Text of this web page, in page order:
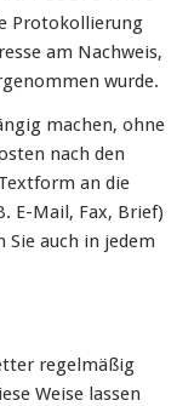
Protokollierung
am Nachweis,
wurde.
machen, ohne
nach den
an die
E-Mail, Fax, Brief)
auch in jedem
regelmäßig
Weise lassen